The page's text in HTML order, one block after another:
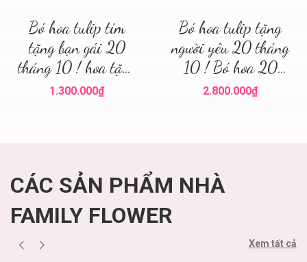
Bó hoa tulip tím
tặng bạn gái 20
tháng 10 ! hoa tặng
20 tháng 10 Hà
1.300.000₫
Bó hoa tulip tặng
người yêu 20 tháng
10 ! Bó hoa 20
tháng 10 Hà Nội !
2.800.000₫
CÁC SẢN PHẨM NHÀ
FAMILY FLOWER
Xem tất cả